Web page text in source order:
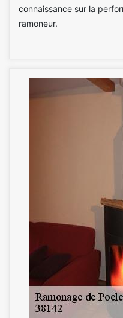
connaissance sur la
ramoneur.